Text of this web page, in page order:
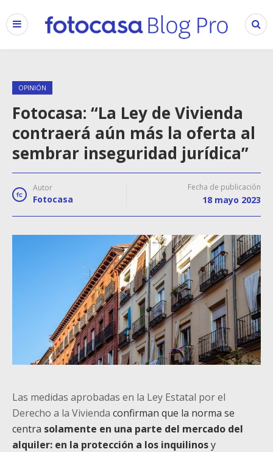
OPINIÓN
Fotocasa: “La Ley de Vivienda
contraerá aún más la oferta al
sembrar inseguridad jurídica”
Autor
Fotocasa
Fecha de publicación
18 mayo 2023
Las medidas aprobadas en la Ley Estatal por el
Derecho a la Vivienda confirman que la norma se
centra solamente en una parte del mercado del
alquiler: en la protección a los inquilinosy